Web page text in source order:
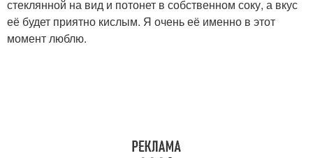
стеклянной на вид и потонет в собственном соку, а вкус
её будет приятно кислым. Я очень её именно в этот
момент люблю.